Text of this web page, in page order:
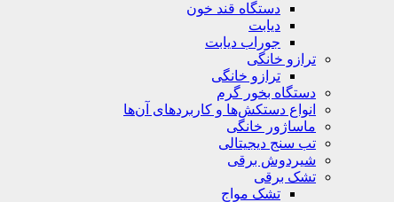
دستگاه قند خون
دیابت
جوراب دیابت
ترازو خانگی
ترازو خانگی
دستگاه بخور گرم
انواع دستکش‌ها و کاربردهای آن‌ها
ماساژور خانگی
تب سنج دیجیتالی
شیردوش برقی
تشک برقی
تشک مواج